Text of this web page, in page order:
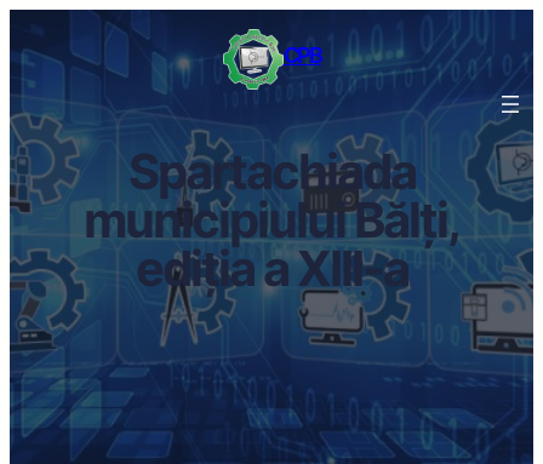
CPB
Spartachiada
municipiului Bălți,
ediția a XIII-a